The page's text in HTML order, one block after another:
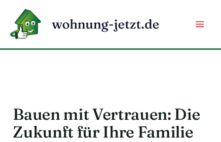
Inhalt
springen
wohnung-jetzt.de
Bauen mit Vertrauen: Die
Zukunft für Ihre Familie